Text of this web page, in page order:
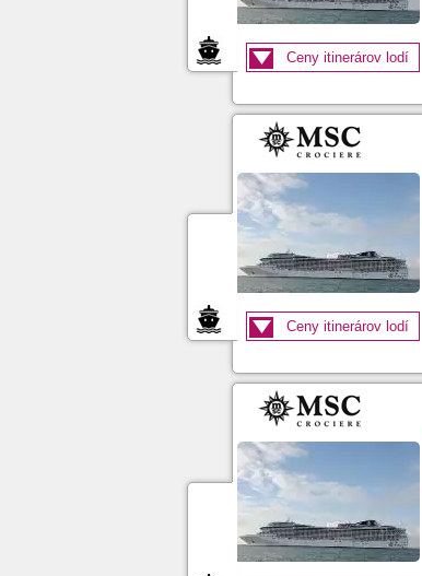
Ceny itinerárov lodí
Ceny itinerárov lodí